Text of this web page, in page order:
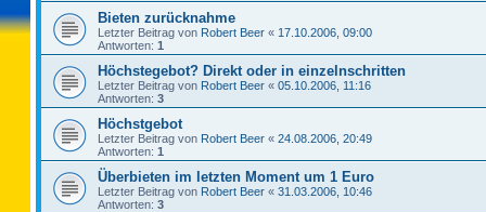
Bieten zurücknahme
Letzter Beitrag von Robert Beer « 17.10.2006, 09:00
Antworten: 1
Höchstegebot? Direkt oder in einzelnschritten
Letzter Beitrag von Robert Beer « 05.10.2006, 11:16
Antworten: 3
Höchstgebot
Letzter Beitrag von Robert Beer « 24.08.2006, 20:49
Antworten: 1
Überbieten im letzten Moment um 1 Euro
Letzter Beitrag von Robert Beer « 31.03.2006, 10:46
Antworten: 3